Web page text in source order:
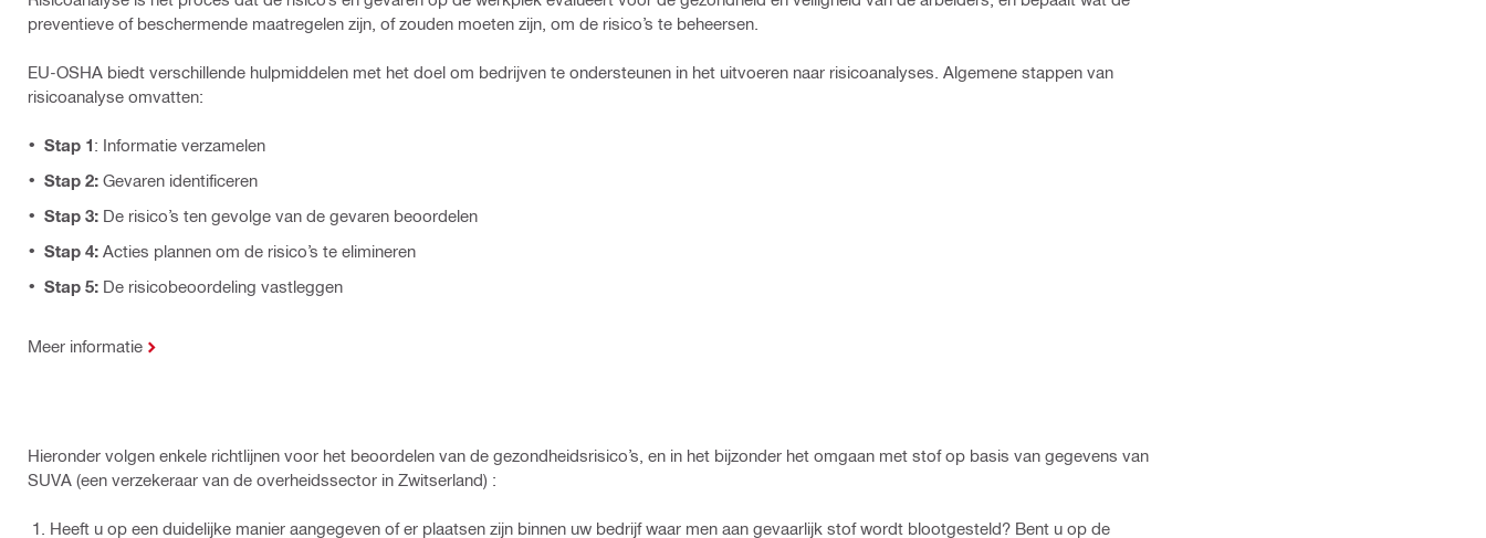
preventieve of beschermende maatregelen zijn, of zouden moeten zijn, om de risico’s te beheersen.
EU-OSHA biedt verschillende hulpmiddelen met het doel om bedrijven te ondersteunen in het uitvoeren naar risicoanalyses. Algemene stappen van
risicoanalyse omvatten:
Stap 1: Informatie verzamelen
Stap 2: Gevaren identificeren
Stap 3: De risico’s ten gevolge van de gevaren beoordelen
Stap 4: Acties plannen om de risico’s te elimineren
Stap 5: De risicobeoordeling vastleggen
Meer informatie
Hieronder volgen enkele richtlijnen voor het beoordelen van de gezondheidsrisico’s, en in het bijzonder het omgaan met stof op basis van gegevens van
SUVA (een verzekeraar van de overheidssector in Zwitserland) :
Heeft u op een duidelijke manier aangegeven of er plaatsen zijn binnen uw bedrijf waar men aan gevaarlijk stof wordt blootgesteld? Bent u op de